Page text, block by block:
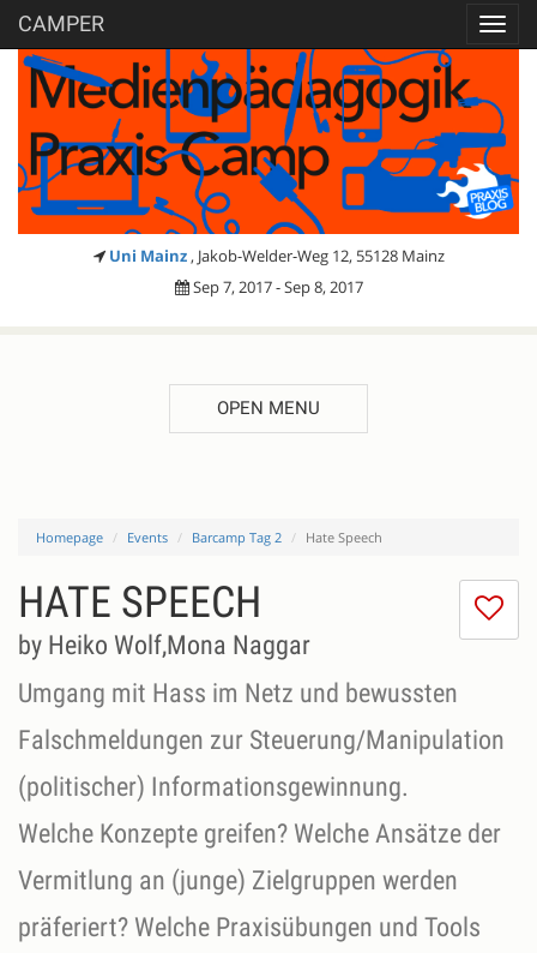
CAMPER
Uni Mainz , Jakob-Welder-Weg 12, 55128 Mainz
Sep 7, 2017 - Sep 8, 2017
OPEN MENU
Homepage Events Barcamp Tag 2 Hate Speech
I
HATE SPEECH
by Heiko Wolf,Mona Naggar
Umgang mit Hass im Netz und bewussten
Falschmeldungen zur Steuerung/Manipulation
(politischer) Informationsgewinnung.
Welche Konzepte greifen? Welche Ansätze der
Vermitlung an (junge) Zielgruppen werden
präferiert? Welche Praxisübungen und Tools